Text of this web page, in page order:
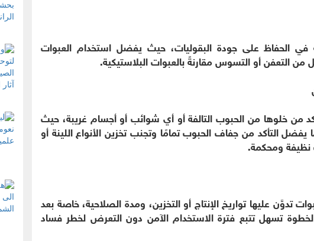
في الحفاظ على جودة البقوليات، حيث يفضل استخدام العبوات
من التعفن أو التسوس مقارنةً بالعبوات البلاستيكية.
من خلوها من الحبوب التالفة أو أي شوائب أو أجسام غريبة، حيث
التأكد من جفاف الحبوب تمامًا وتجنب تخزين الأنواع اللينة أو
ومحكمة.
عليها تواريخ الإنتاج أو التخزين، ومدة الصلاحية، خاصة بعد
الخطوة تسهل تتبع فترة الاستخدام الآمن دون التعرض لخطر فساد